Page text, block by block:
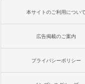
本サイトのご利用について
広告掲載のご案内
プライバシーポリシー